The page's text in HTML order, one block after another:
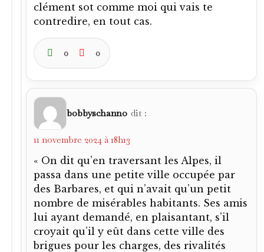
clément sot comme moi qui vais te
contredire, en tout cas.
0 0
bobbyschanno dit :
11 novembre 2024 à 18h13
« On dit qu’en traversant les Alpes, il
passa dans une petite ville occupée par
des Barbares, et qui n’avait qu’un petit
nombre de misérables habitants. Ses amis
lui ayant demandé, en plaisantant, s’il
croyait qu’il y eût dans cette ville des
brigues pour les charges, des rivalités